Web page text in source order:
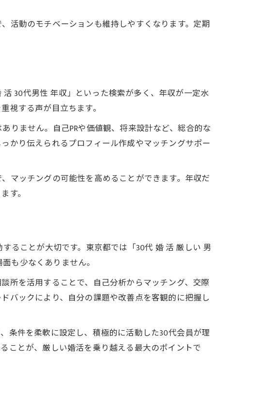
は
活動のモチベーションも維持しやすくなります。定期
30代男性 年収」といった検索が多く、年収が一定水
視する声が目立ちます。
りません。自己PRや価値観、将来設計など、総合的な
かり伝えられるプロフィール作成やマッチングサポー
マッチングの可能性を高めることができます。年収だ
す。
ることが大切です。東京都では「30代 婚 活 厳しい 男
も少なくありません。
所を活用することで、自己分析からマッチング、交際
バックにより、自分の課題や改善点を客観的に把握し
条件を柔軟に設定し、積極的に活動した30代会員が理
ことが、厳しい婚活を乗り越える最大のポイントで